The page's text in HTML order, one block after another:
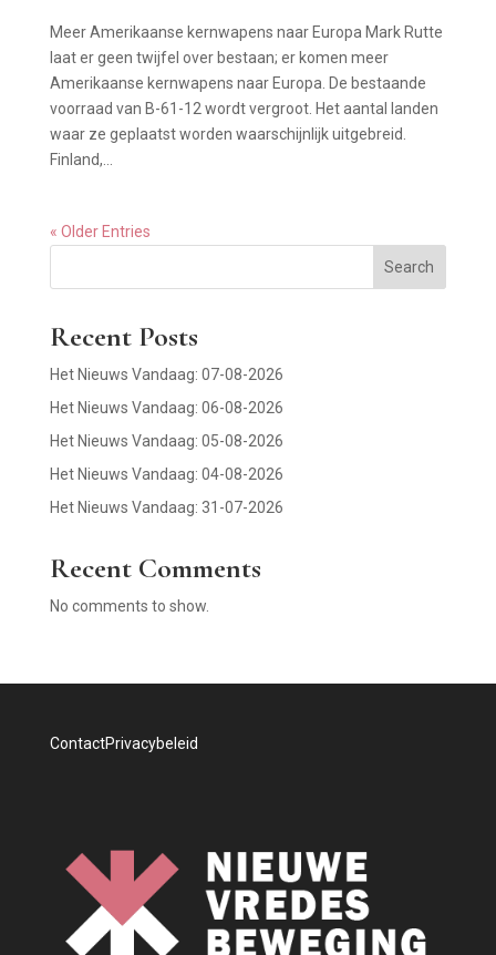
Meer Amerikaanse kernwapens naar Europa Mark Rutte
laat er geen twijfel over bestaan; er komen meer
Amerikaanse kernwapens naar Europa. De bestaande
voorraad van B-61-12 wordt vergroot. Het aantal landen
waar ze geplaatst worden waarschijnlijk uitgebreid.
Finland,...
« Older Entries
Search
Recent Posts
Het Nieuws Vandaag: 07-08-2026
Het Nieuws Vandaag: 06-08-2026
Het Nieuws Vandaag: 05-08-2026
Het Nieuws Vandaag: 04-08-2026
Het Nieuws Vandaag: 31-07-2026
Recent Comments
No comments to show.
ContactPrivacybeleid